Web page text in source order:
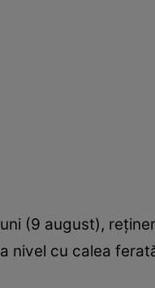
(9 august),
nivel cu calea